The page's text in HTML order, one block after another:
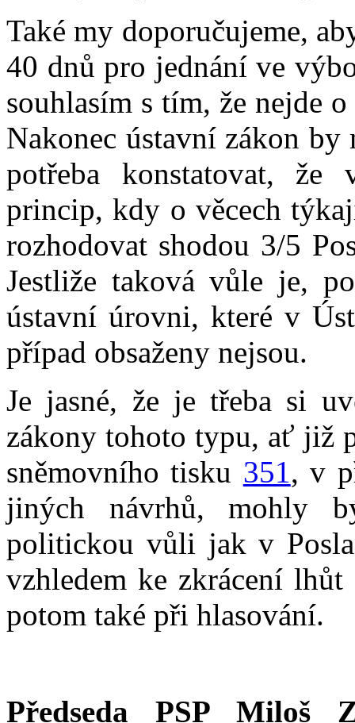
Také my doporučujeme,
40 dnů pro jednání ve
souhlasím s tím, že nejde
Nakonec ústavní zákon by
potřeba konstatovat, že
princip, kdy o věcech
rozhodovat shodou 3/5
Jestliže taková vůle je,
ústavní úrovni, které v
případ obsaženy nejsou.
Je jasné, že je třeba si
zákony tohoto typu, ať již
sněmovního tisku 351, v
jiných návrhů, mohly
politickou vůli jak v
vzhledem ke zkrácení lhůt
potom také při hlasování.
Předseda PSP Miloš